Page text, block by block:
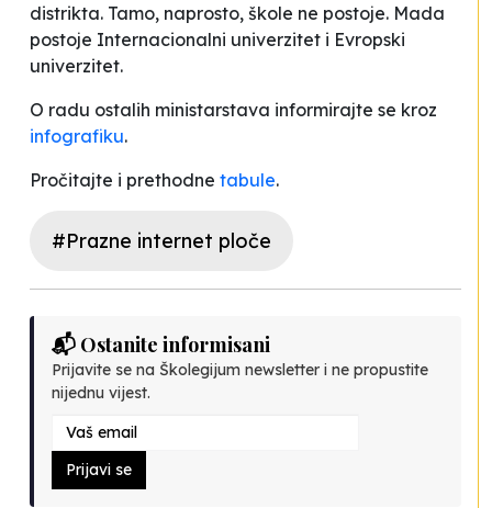
distrikta. Tamo, naprosto, škole ne postoje. Mada
postoje Internacionalni univerzitet i Evropski
univerzitet.
O radu ostalih ministarstava informirajte se kroz
infografiku.
Pročitajte i prethodne tabule.
#Prazne internet ploče
📬 Ostanite informisani
Prijavite se na Školegijum newsletter i ne propustite
nijednu vijest.
Prijavi se